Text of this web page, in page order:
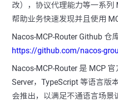
改），协议代理能力等一系列
帮助业务快速发现并且使用
Nacos-MCP-Router Github 仓
https://github.com/nacos-
Nacos-MCP-Router 是 MCP
Server，TypeScript 等语言版
会推出，以满足不通语言场景